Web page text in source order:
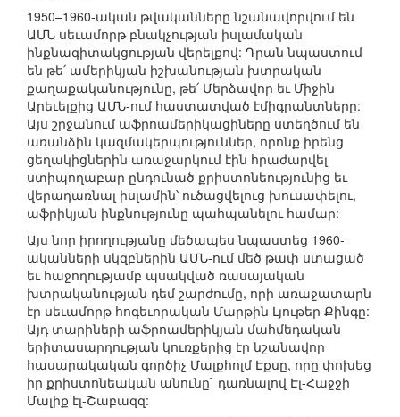
1950–1960-ական թվականները նշանավորվում են
ԱՄՆ սեւամորթ բնակչության իսլամական
ինքնագիտակցության վերելքով: Դրան նպաստում
են թե՛ ամերիկյան իշխանության խտրական
քաղաքականությունը, թե՛ Մերձավոր եւ Միջին
Արեւելքից ԱՄՆ-ում հաստատված էմիգրանտները:
Այս շրջանում աֆրոամերիկացիները ստեղծում են
առանձին կազմակերպություններ, որոնք իրենց
ցեղակիցներին առաջարկում էին հրաժարվել
ստիպողաբար ընդունած քրիստոնեությունից եւ
վերադառնալ իսլամին՝ ուծացվելուց խուսափելու,
աֆրիկյան ինքնությունը պահպանելու համար:
Այս նոր իրողությանը մեծապես նպաստեց 1960-
ականների սկզբներին ԱՄՆ-ում մեծ թափ ստացած
եւ հաջողությամբ պսակված ռասայական
խտրականության դեմ շարժումը, որի առաջատարն
էր սեւամորթ հոգեւորական Մարթին Լյութեր Քինգը:
Այդ տարիների աֆրոամերիկյան մահմեդական
երիտասարդության կուռքերից էր նշանավոր
հասարակական գործիչ Մալքհոլմ Էքսը, որը փոխեց
իր քրիստոնեական անունը` դառնալով Էլ-Հաջջի
Մալիք էլ-Շաբազզ: